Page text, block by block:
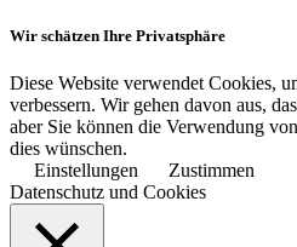
Wir schätzen Ihre Privatsphäre
Diese Website verwendet Cookies,
verbessern. Wir gehen davon aus,
aber Sie können die Verwendung
dies wünschen.
Einstellungen
Zustimmen
Datenschutz und Cookies